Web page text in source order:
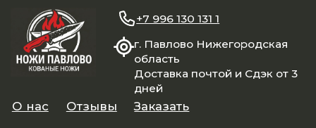
область
Доставка почтой и Сдэк от 3
Поиск
Каталог
Заказать
+7 996 130 131 1